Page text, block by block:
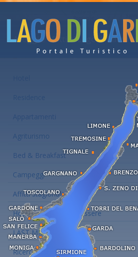
Alloggi e affitti al Lago di Garda
Appartamenti
Agriturismo
Bed & Breakfast
Campeggi
Affitti stagionali
Hotel con centro benessere
LAST MINUTE
Ricerca alloggi...